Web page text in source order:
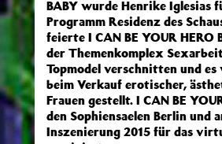
BABY wurde Henrike Iglesias
Programm Residenz des
feierte I CAN BE YOUR
der Themenkomplex
Topmodel verschnitten und
beim Verkauf erotischer,
Frauen gestellt. I CAN BE
den Sophiensaelen Berlin und
Inszenierung 2015 für das